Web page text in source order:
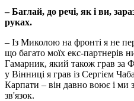
– Баглай, до речі, як і ви,
руках.
– Із Миколою на фронті я не
що багато моїх екс-партнерів
Гамарник, який також грав
у Вінниці я грав із Сергієм
Карпати – він давно воює і ми
зв'язок.